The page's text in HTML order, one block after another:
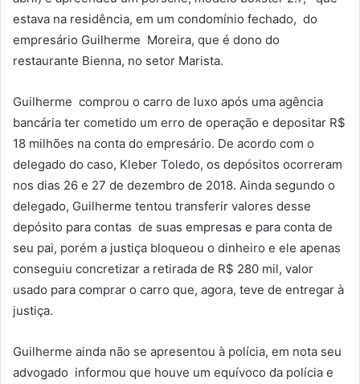
estava na residência, em um condomínio fechado, do
empresário Guilherme Moreira, que é dono do
restaurante Bienna, no setor Marista.
Guilherme comprou o carro de luxo após uma agência
bancária ter cometido um erro de operação e depositar R$
18 milhões na conta do empresário. De acordo com o
delegado do caso, Kleber Toledo, os depósitos ocorreram
nos dias 26 e 27 de dezembro de 2018. Ainda segundo o
delegado, Guilherme tentou transferir valores desse
depósito para contas de suas empresas e para conta de
seu pai, porém a justiça bloqueou o dinheiro e ele apenas
conseguiu concretizar a retirada de R$ 280 mil, valor
usado para comprar o carro que, agora, teve de entregar à
justiça.
Guilherme ainda não se apresentou à polícia, em nota seu
advogado informou que houve um equívoco da polícia e